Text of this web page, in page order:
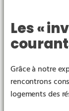
Les «
Grâce à notre
rencontrons
logements des